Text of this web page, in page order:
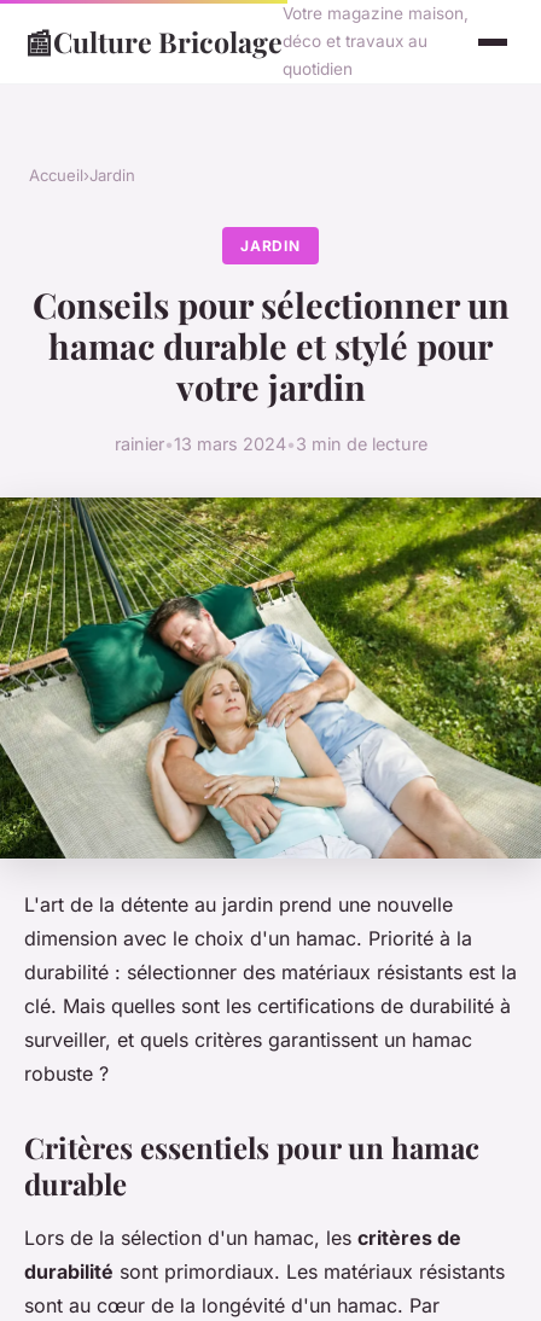
📰Culture Bricolage
Votre magazine maison,
déco et travaux au
quotidien
Accueil›Jardin
JARDIN
Conseils pour sélectionner un
hamac durable et stylé pour
votre jardin
rainier•13 mars 2024•3 min de lecture
L'art de la détente au jardin prend une nouvelle
dimension avec le choix d'un hamac. Priorité à la
durabilité : sélectionner des matériaux résistants est la
clé. Mais quelles sont les certifications de durabilité à
surveiller, et quels critères garantissent un hamac
robuste ?
Critères essentiels pour un hamac
durable
Lors de la sélection d'un hamac, les critères de
durabilité sont primordiaux. Les matériaux résistants
sont au cœur de la longévité d'un hamac. Par